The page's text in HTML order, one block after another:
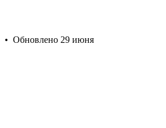
• Обновлено 29 июня